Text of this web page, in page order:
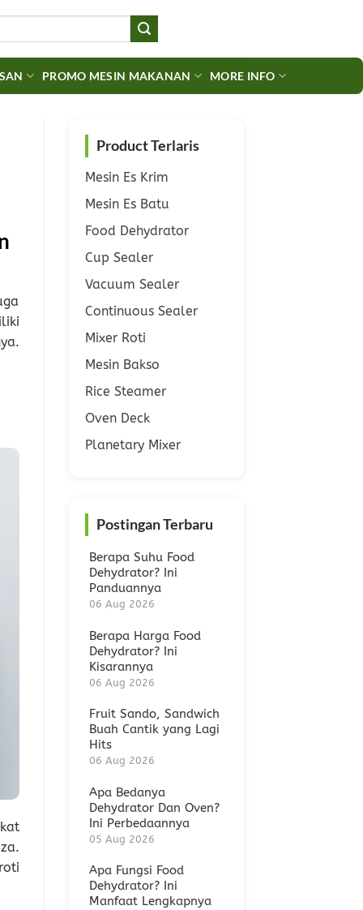
PROMO MESIN MAKANAN MORE INFO
Product Terlaris
Mesin Es Krim
Mesin Es Batu
Food Dehydrator
Cup Sealer
Vacuum Sealer
Continuous Sealer
Mixer Roti
Mesin Bakso
Rice Steamer
Oven Deck
Planetary Mixer
Postingan Terbaru
Berapa Suhu Food
Dehydrator? Ini
Panduannya
06 Aug 2026
Berapa Harga Food
Dehydrator? Ini
Kisarannya
06 Aug 2026
Fruit Sando, Sandwich
Buah Cantik yang Lagi
Hits
06 Aug 2026
Apa Bedanya
Dehydrator Dan Oven?
Ini Perbedaannya
05 Aug 2026
Apa Fungsi Food
Dehydrator? Ini
Manfaat Lengkapnya